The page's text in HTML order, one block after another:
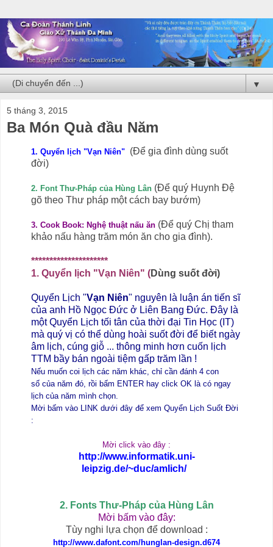
▼
5 tháng 3, 2015
Ba Món Quà đầu Năm
1. Quyển lịch "Vạn Niên" (Để gia đình dùng suốt
đời)
2. Font Thư-Pháp của Hùng Lân (Để quý Huynh Đệ
gõ theo Thư pháp một cách bay bướm)
3. Cook Book: Nghệ thuật nấu ăn (Để quý Chị tham
khảo nấu hàng trăm món ăn cho gia đình).
*********************
1. Quyển lịch "Vạn Niên" (Dùng suốt đời)
Quyển Lịch "Vạn Niên" nguyên là luận án tiến sĩ
của anh Hồ Ngọc Đức ở Liên Bang Đức. Đây là
một Quyển Lịch tối tân của thời đại Tin Học (IT)
mà quý vị có thể dùng hoài suốt đời để biết ngày
âm l ịch, cúng giỗ ... thông minh hơn cuốn l ịch
TTM bầy bán ngoài tiệm gấp trăm l ần !
Nếu muốn coi l ịch các năm khác, chỉ cần đánh 4 con
số của năm đó, rồi bấm ENTER hay click OK là có ngay
ịch của năm mình chọn.
Mời bấm vào LINK dưới đây để xem Quyển Lịch Suốt Đời
:
Mời click vào đây :
http://www.informatik.uni-
leipzig.de/~duc/amlich/
2. Fonts Thư-Pháp của Hùng Lân
Mời bấm vào đây:
Tùy nghi lựa chọn để download :
http://www.dafont.com/hunglan-design.d674